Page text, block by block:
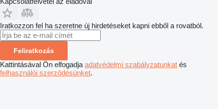
Iratkozzon fel ha szeretne új hirdetéseket kapni ebből a rovatból.
Feliratkozás
Kattintásával Ön elfogadja adatvédelmi szabályzatunkat és
felhasználói szerződésünket.